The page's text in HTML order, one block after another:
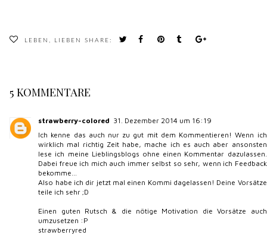
LEBEN, LIEBEN SHARE:
5 KOMMENTARE
strawberry-colored 31. Dezember 2014 um 16:19
Ich kenne das auch nur zu gut mit dem Kommentieren! Wenn ich
wirklich mal richtig Zeit habe, mache ich es auch aber ansonsten
lese ich meine Lieblingsblogs ohne einen Kommentar dazulassen.
Dabei freue ich mich auch immer selbst so sehr, wenn ich Feedback
bekomme...
Also habe ich dir jetzt mal einen Kommi dagelassen! Deine Vorsätze
teile ich sehr ;D
Einen guten Rutsch & die nötige Motivation die Vorsätze auch
umzusetzen :P
strawberryred